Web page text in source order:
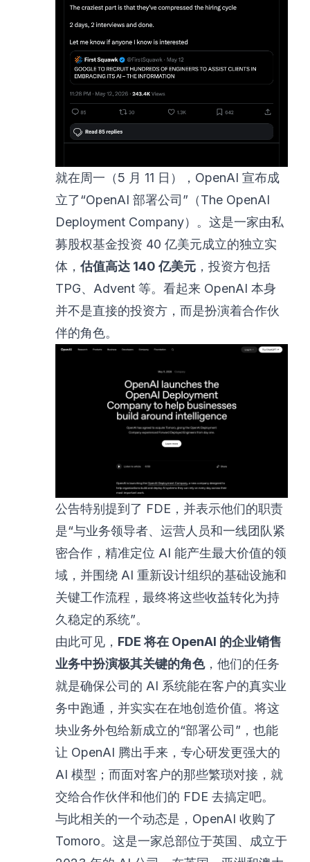
就在周一（5 月 11 日），OpenAI 宣布成
立了“OpenAI 部署公司”（The OpenAI
Deployment Company）。这是一家由私
募股权基金投资 40 亿美元成立的独立实
体， 估值高达 140 亿美元 ，投资方包括
TPG、Advent 等。看起来 OpenAI 本身
并不是直接的投资方，而是扮演着合作伙
伴的角色。
公告特别提到了 FDE，并表示他们的职责
是“与业务领导者、运营人员和一线团队紧
密合作，精准定位 AI 能产生最大价值的领
域，并围绕 AI 重新设计组织的基础设施和
关键工作流程，最终将这些收益转化为持
久稳定的系统”。
由此可见， FDE 将在 OpenAI 的企业销售
业务中扮演极其关键的角色，他们的任务
就是确保公司的 AI 系统能在客户的真实业
务中跑通，并实实在在地创造价值。将这
块业务外包给新成立的“部署公司”，也能
让 OpenAI 腾出手来，专心研发更强大的
AI 模型；而面对客户的那些繁琐对接，就
交给合作伙伴和他们的 FDE 去搞定吧。
与此相关的一个动态是，OpenAI 收购了
Tomoro。这是一家总部位于英国、成立于